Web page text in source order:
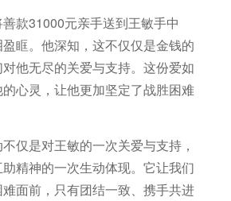
款31000元亲手送到王敏手中
眶。他深知，这不仅仅是金钱的
他无尽的关爱与支持。这份爱如
心灵，让他更加坚定了战胜困难
仅是对王敏的一次关爱与支持，
精神的一次生动体现。它让我们
面前，只有团结一致、携手共进